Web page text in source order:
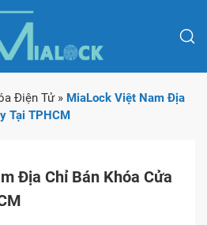
Điện Tử» MiaLock Việt Nam Địa
Tại TPHCM
Địa Chỉ Bán Khóa Cửa